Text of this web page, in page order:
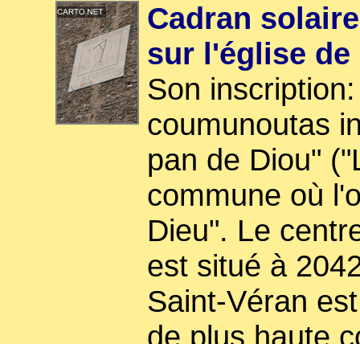
Cadran
sur l'église de
Son
coumunoutas
pan de Diou"
commune où
Dieu". Le
est situé à
Saint-Véran
de plus haute